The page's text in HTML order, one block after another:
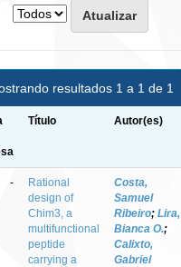
resultados 1 a 1 de 1
Título Autor(es)
-
Rational
design of
Chim3, a
multifunctional
peptide
carrying a
Costa,
Samuel
Ribeiro; Lira,
Bianca O.;
Calixto,
Gabriel